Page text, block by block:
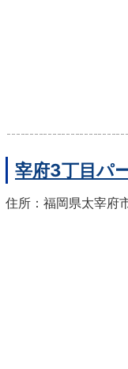
宰府3丁目パ
住所：福岡県太宰府